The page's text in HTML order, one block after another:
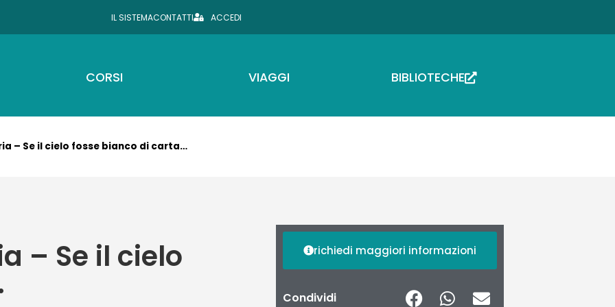
IL SISTEMACONTATTI ACCEDI
CORSI VIAGGI BIBLIOTECHE
– Se il cielo fosse bianco di carta…
– Se il cielo richiedi maggiori informazioni
Condividi